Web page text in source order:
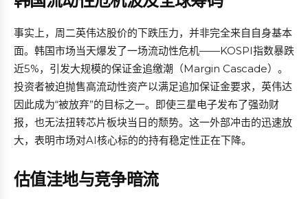
事实上，周二英伟达股价的下跌压力，并非完全来自自身基本
面。韩国市场当天爆发了一场流动性危机——KOSPI指数暴跌
近5%，引发大规模的保证金追缴潮（Margin Cascade）。
投资者被迫抛售高流动性资产以满足追加保证金要求，英伟达
因此成为“被放弃”的目标之一。即使三星电子发布了强劲财
报，也无法扭转芯片板块当日的颓势。这一外部冲击的迅速放
大，表明市场对AI核心标的的持有稳定性正在下降。
估值洼地与竞争暗流